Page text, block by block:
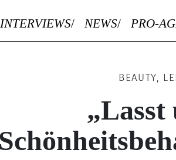
INTERVIEWS NEWS PRO-
BEAUTY,
„Lasst